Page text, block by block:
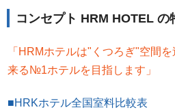
コンセプト HRM HOTEL の
「HRMホテルは"くつろぎ"空間
来る№1ホテルを目指します」
■HRKホテル全国室料比較表